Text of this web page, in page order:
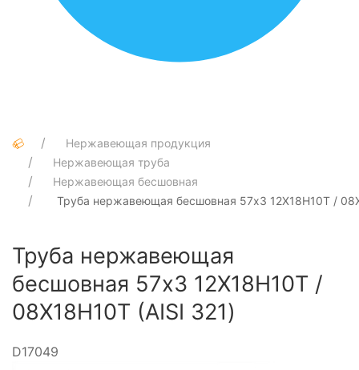
Нержавеющая продукция
Нержавеющая труба
Нержавеющая бесшовная
Труба нержавеющая бесшовная 57х3 12Х18Н10Т /
Труба нержавеющая
бесшовная 57х3 12Х18Н10Т /
08Х18Н10Т (AISI 321)
D17049